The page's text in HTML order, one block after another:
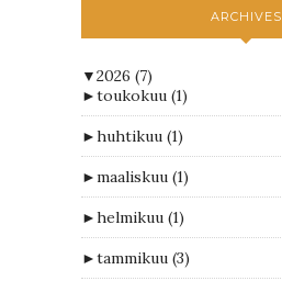
ARCHIVES
▼2026 (7)
►toukokuu (1)
►huhtikuu (1)
►maaliskuu (1)
►helmikuu (1)
►tammikuu (3)